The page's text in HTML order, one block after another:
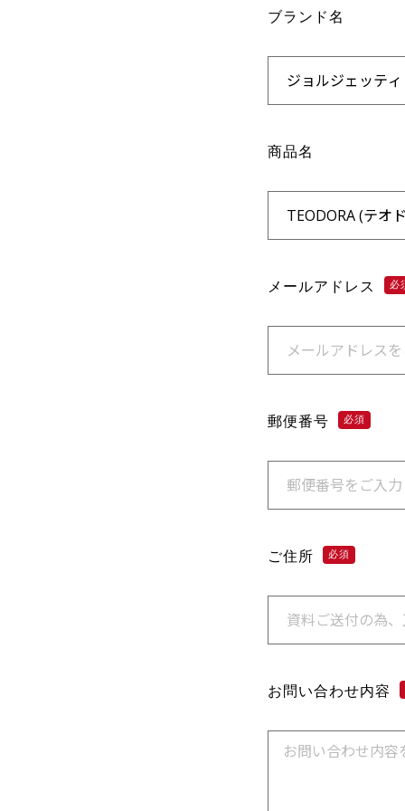
ブランド名
商品名
メールアドレス 必
郵便番号 必須
ご住所 必須
お問い合わせ内容